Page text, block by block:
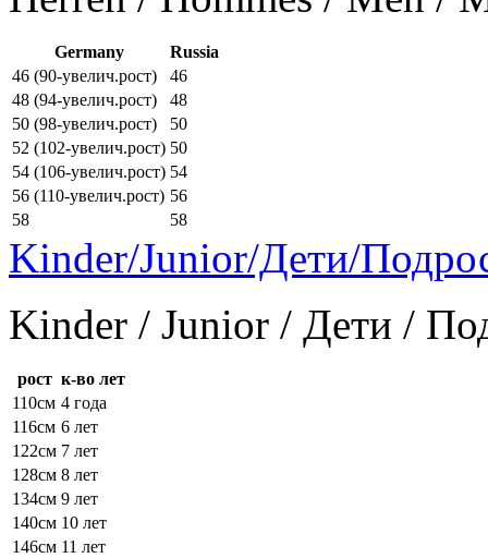
Germany
Russia
46 (90-увелич.рост)
46
48 (94-увелич.рост)
48
50 (98-увелич.рост)
50
52 (102-увелич.рост) 50
54 (106-увелич.рост) 54
56 (110-увелич.рост) 56
58
58
Kinder/Junior/Дети/
Kinder / Junior / Дети /
рост к-во лет
110см 4 года
116см 6 лет
122см 7 лет
128см 8 лет
134см 9 лет
140см 10 лет
146см 11 лет